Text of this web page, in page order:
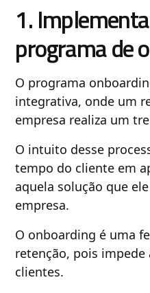
1.
programa de
O programa
integrativa, onde um
empresa realiza um
O intuito desse
tempo do cliente em
aquela solução que
empresa.
O onboarding é uma
retenção, pois
clientes.